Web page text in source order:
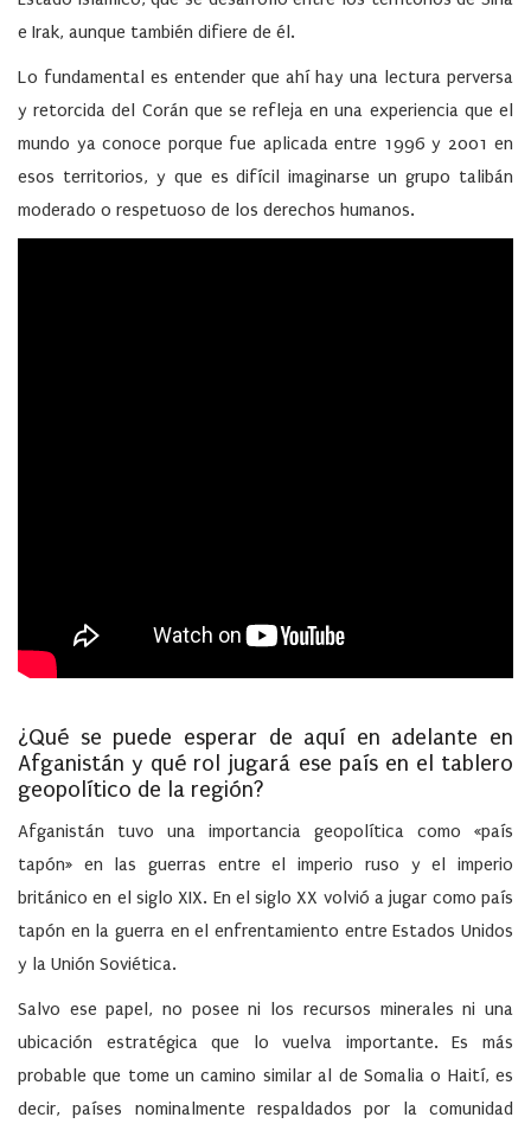
e Irak, aunque también difiere de él.
Lo fundamental es entender que ahí hay una lectura perversa
y retorcida del Corán que se refleja en una experiencia que el
mundo ya conoce porque fue aplicada entre 1996 y 2001 en
esos territorios, y que es difícil imaginarse un grupo talibán
moderado o respetuoso de los derechos humanos.
¿Qué se puede esperar de aquí en adelante en
Afganistán y qué rol jugará ese país en el tablero
geopolítico de la región?
Afganistán tuvo una importancia geopolítica como «país
tapón» en las guerras entre el imperio ruso y el imperio
británico en el siglo XIX. En el siglo XX volvió a jugar como país
tapón en la guerra en el enfrentamiento entre Estados Unidos
y la Unión Soviética.
Salvo ese papel, no posee ni los recursos minerales ni una
ubicación estratégica que lo vuelva importante. Es más
probable que tome un camino similar al de Somalia o Haití, es
decir, países nominalmente respaldados por la comunidad